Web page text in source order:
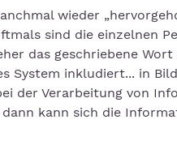
wieder
sind die einzelnen
das geschriebene
System inkludiert... in
der Verarbeitung von
kann sich die